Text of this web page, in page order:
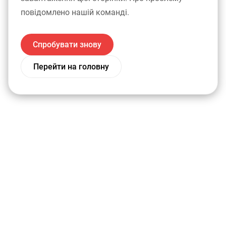
повідомлено нашій команді.
Спробувати знову
Перейти на головну